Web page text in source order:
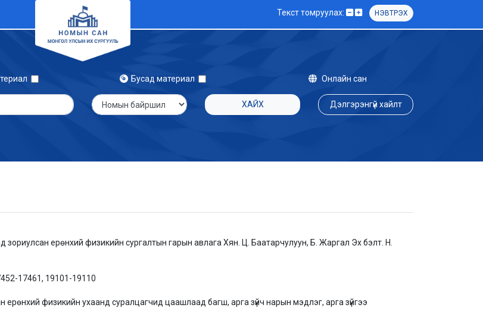
Текст томруулах: НЭВТРЭХ
Бусад материал Онлайн сан
ХАЙХ Дэлгэрэнгүй хайлт
зориулсан ерөнхий физикийн сургалтын гарын авлага Хян. Ц. Баатарчулуун, Б. Жаргал Эх бэлт. Н.
17461, 19101-19110
физикийн ухаанд суралцагчид цаашлаад багш, арга зүйч нарын мэдлэг, арга зүйгээ